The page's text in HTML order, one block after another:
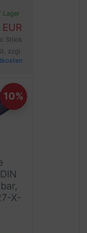
Lager
Stück
zzgl.
X-
10%